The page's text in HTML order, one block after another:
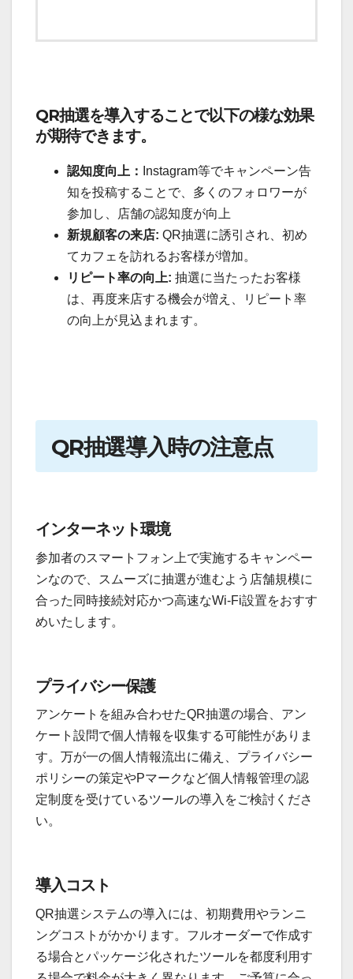
QR抽選を導入することで以下の様な効果
が期待できます。
認知度向上：
Instagram等でキャンペーン告
知を投稿することで、多くのフォロワーが
参加し、店舗の認知度が向上
新規顧客の来店: QR抽選に誘引され、初め
てカフェを訪れるお客様が増加。
リピート率の向上: 抽選に当たったお客様
は、再度来店する機会が増え、リピート率
の向上が見込まれます。
QR抽選導入時の注意点
インターネット環境
参加者のスマートフォン上で実施するキャンペー
ンなので、スムーズに抽選が進むよう店舗規模に
合った同時接続対応かつ高速なWi-Fi設置をおすす
めいたします。
プライバシー保護
アンケートを組み合わせたQR抽選の場合、アン
ケート設問で個人情報を収集する可能性がありま
す。万が一の個人情報流出に備え、プライバシー
ポリシーの策定やPマークなど個人情報管理の認
定制度を受けているツールの導入をご検討くださ
い。
導入コスト
QR抽選システムの導入には、初期費用やランニ
ングコストがかかります。フルオーダーで作成す
る場合とパッケージ化されたツールを都度利用す